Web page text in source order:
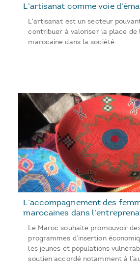
L’artisanat comme voie
L'artisanat est un secteur
contribuer à valoriser la place de
marocaine dans la société.
L’accompagnement des
marocaines dans
Le Maroc souhaite promouvoir
programmes d’insertion
les jeunes et populations
soutien accordé notamment à